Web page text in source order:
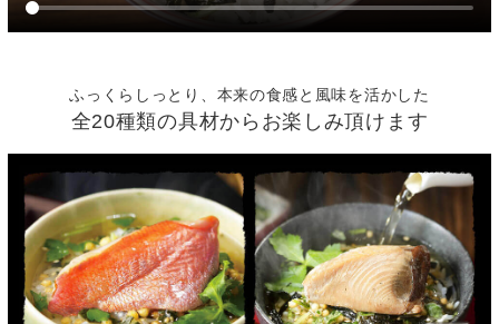
ふっくらしっとり、本来の食感と風味を活かした
全20種類の具材からお楽しみ頂けます